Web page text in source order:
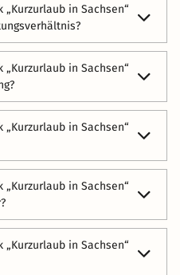
in Sachsen“
Hotels- Bewertung: 5
5
5
5
Altmarkt
- Bewertung: 5
- Bewertung: 4.9
4.8
in Sachsen“
5
Centre- Bewertung: 4.9
- Bewertung: 4.9
Altmarkt - Bewertung: 4.9
4.9
in Sachsen“
5
- Bewertung: 5
Palais
in Sachsen“
in Sachsen“